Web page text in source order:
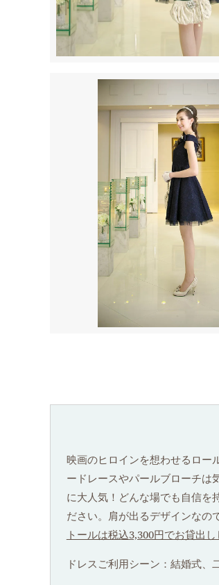
映画のヒロインを想わせるロー
ードレースやパールブローチは
に大人気！どんな場でも自信を
ださい。肩が出るデザインなので
トールは税込3,300円でお貸出
ドレスご利用シーン：結婚式